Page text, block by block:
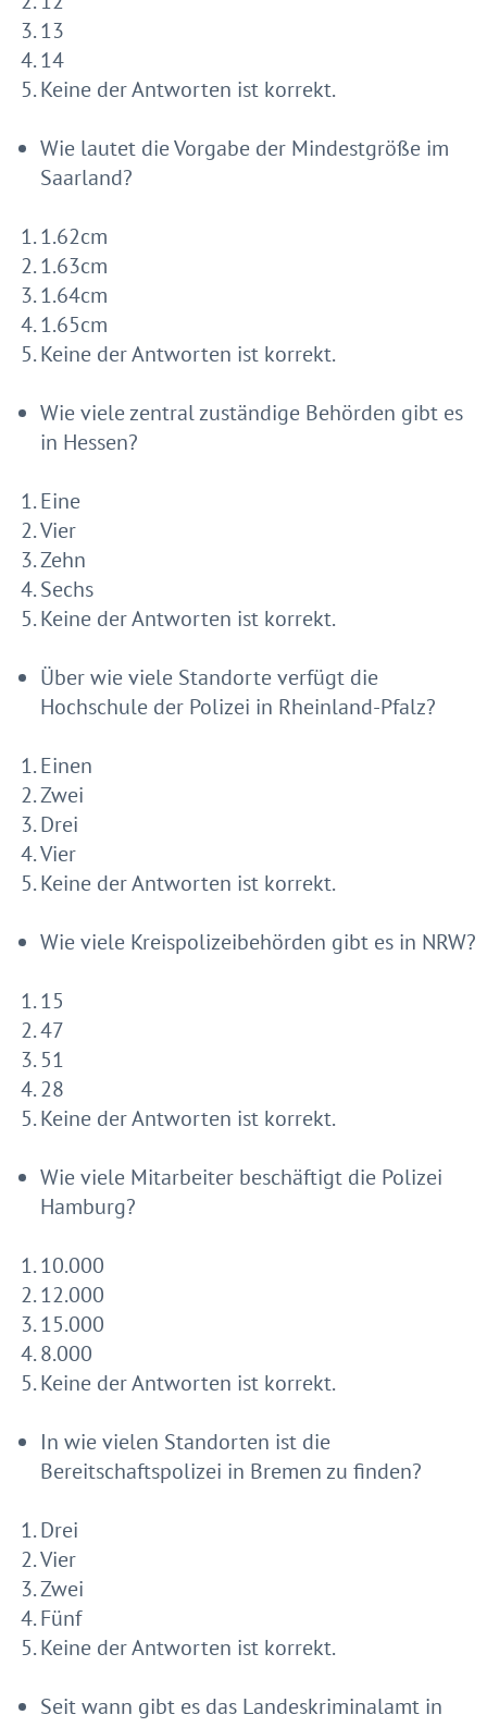
13
14
Keine der Antworten ist korrekt.
Wie lautet die Vorgabe der Mindestgröße im
Saarland?
1.62cm
1.63cm
1.64cm
1.65cm
Keine der Antworten ist korrekt.
Wie viele zentral zuständige Behörden gibt es
in Hessen?
Eine
Vier
Zehn
Sechs
Keine der Antworten ist korrekt.
Über wie viele Standorte verfügt die
Hochschule der Polizei in Rheinland-Pfalz?
Einen
Zwei
Drei
Vier
Keine der Antworten ist korrekt.
Wie viele Kreispolizeibehörden gibt es in NRW?
15
47
51
28
Keine der Antworten ist korrekt.
Wie viele Mitarbeiter beschäftigt die Polizei
Hamburg?
10.000
12.000
15.000
8.000
Keine der Antworten ist korrekt.
In wie vielen Standorten ist die
Bereitschaftspolizei in Bremen zu finden?
Drei
Vier
Zwei
Fünf
Keine der Antworten ist korrekt.
Seit wann gibt es das Landeskriminalamt in